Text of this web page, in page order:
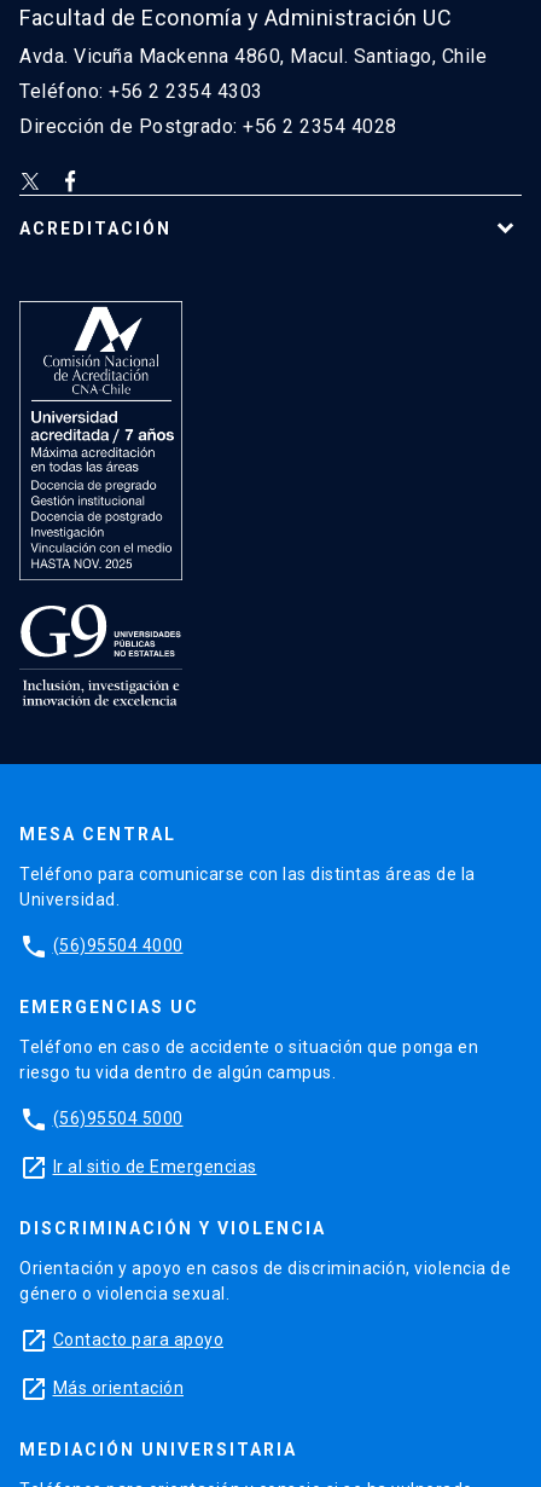
Facultad de Economía y Administración UC
Avda. Vicuña Mackenna 4860, Macul. Santiago, Chile
Teléfono: +56 2 2354 4303
Dirección de Postgrado: +56 2 2354 4028
ACREDITACIÓN
MESA CENTRAL
Teléfono para comunicarse con las distintas áreas de la
Universidad.
phone (56)95504 4000
EMERGENCIAS UC
Teléfono en caso de accidente o situación que ponga en
riesgo tu vida dentro de algún campus.
phone (56)95504 5000
launch Ir al sitio de Emergencias
DISCRIMINACIÓN Y VIOLENCIA
Orientación y apoyo en casos de discriminación, violencia de
género o violencia sexual.
launch Contacto para apoyo
launch Más orientación
MEDIACIÓN UNIVERSITARIA